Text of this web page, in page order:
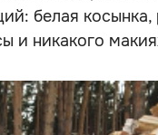
белая косынка,
и никакого